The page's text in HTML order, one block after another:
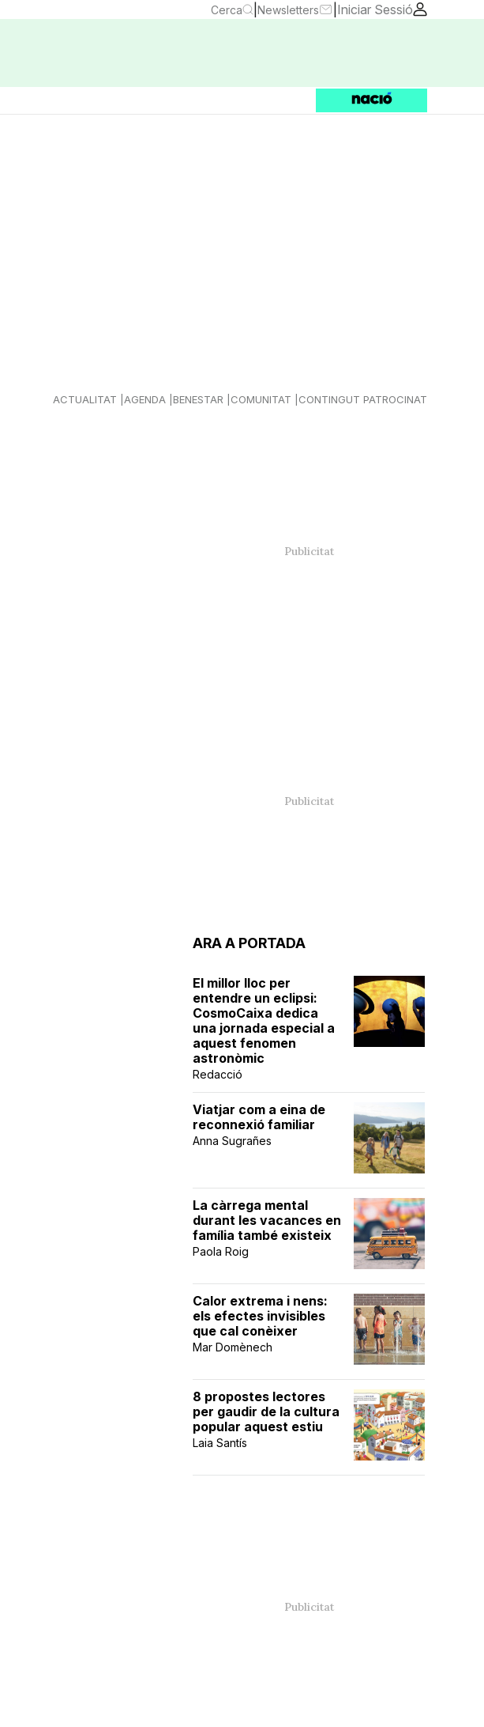
Cerca Newsletters Iniciar Sessió
ACTUALITAT AGENDA BENESTAR COMUNITAT CONTINGUT PATROCINAT
ARA A PORTADA
El millor lloc per
entendre un eclipsi:
CosmoCaixa dedica
una jornada especial a
aquest fenomen
astronòmic
Redacció
Viatjar com a eina de
reconnexió familiar
Anna Sugrañes
La càrrega mental
durant les vacances en
família també existeix
Paola Roig
Calor extrema i nens:
els efectes invisibles
que cal conèixer
Mar Domènech
8 propostes lectores
per gaudir de la cultura
popular aquest estiu
Laia Santís